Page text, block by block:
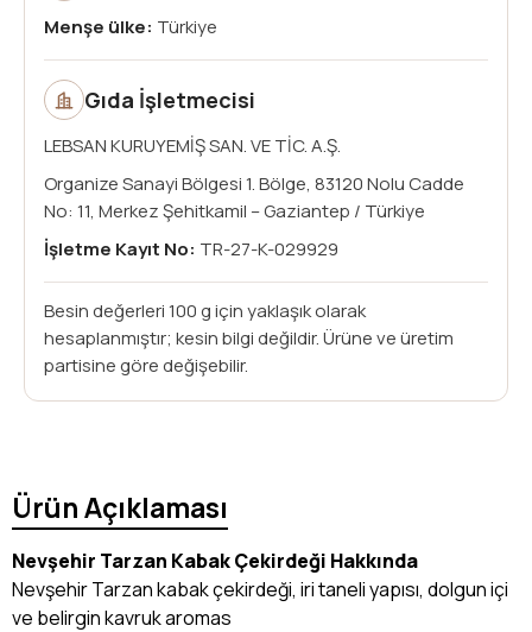
Menşe ülke: Türkiye
Gıda İşletmecisi
LEBSAN KURUYEMİŞ SAN. VE TİC. A.Ş.
Organize Sanayi Bölgesi 1. Bölge, 83120 Nolu Cadde
No: 11, Merkez Şehitkamil – Gaziantep / Türkiye
İşletme Kayıt No: TR-27-K-029929
Besin değerleri 100 g için yaklaşık olarak
hesaplanmıştır; kesin bilgi değildir. Ürüne ve üretim
partisine göre değişebilir.
Ürün Açıklaması
Nevşehir Tarzan Kabak Çekirdeği Hakkında
Nevşehir Tarzan kabak çekirdeği, iri taneli yapısı, dolgun içi
ve belirgin kavruk aromas